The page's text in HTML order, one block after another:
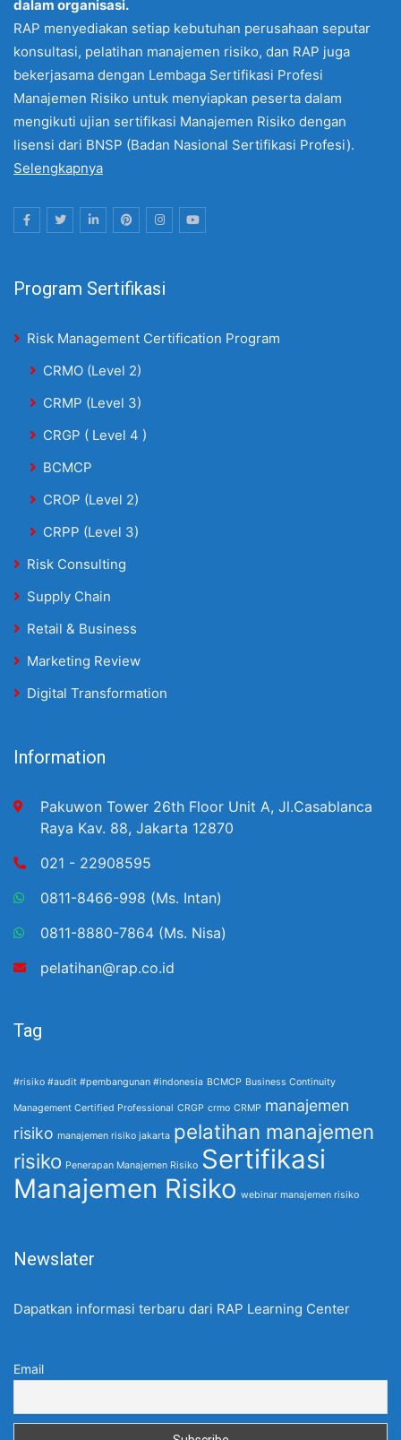
dalam organisasi.
RAP menyediakan setiap kebutuhan perusahaan seputar
konsultasi, pelatihan manajemen risiko, dan RAP juga
bekerjasama dengan Lembaga Sertifikasi Profesi
Manajemen Risiko untuk menyiapkan peserta dalam
mengikuti ujian sertifikasi Manajemen Risiko dengan
lisensi dari BNSP (Badan Nasional Sertifikasi Profesi).
Selengkapnya
Program Sertifikasi
Risk Management Certification Program
CRMO (Level 2)
CRMP (Level 3)
CRGP ( Level 4 )
BCMCP
CROP (Level 2)
CRPP (Level 3)
Risk Consulting
Supply Chain
Retail & Business
Marketing Review
Digital Transformation
Information
Pakuwon Tower 26th Floor Unit A, Jl.Casablanca
Raya Kav. 88, Jakarta 12870
021 - 22908595
0811-8466-998 (Ms. Intan)
0811-8880-7864 (Ms. Nisa)
pelatihan@rap.co.id
Tag
#risiko #audit #pembangunan #indonesia BCMCP Business Continuity
Management Certified Professional CRGP crmo CRMP manajemen
risiko manajemen risiko jakarta pelatihan manajemen
risiko Penerapan Manajemen Risiko Sertifikasi
Manajemen Risiko webinar manajemen risiko
Newslater
Dapatkan informasi terbaru dari RAP Learning Center
Email